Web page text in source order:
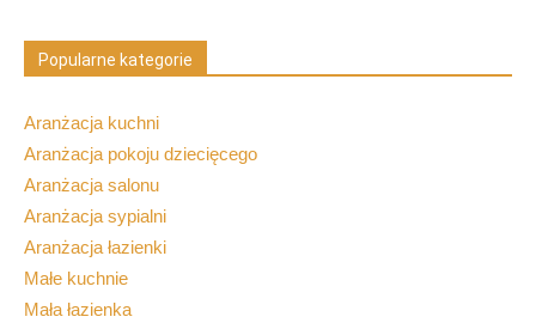
Popularne kategorie
Aranżacja kuchni
Aranżacja pokoju dziecięcego
Aranżacja salonu
Aranżacja sypialni
Aranżacja łazienki
Małe kuchnie
Mała łazienka